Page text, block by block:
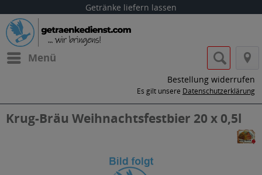
Getränke liefern lassen
Menü
Bestellung widerrufen
Es gilt unsere Datenschutzerklärung
Krug-Bräu Weihnachtsfestbier 20 x 0,5l